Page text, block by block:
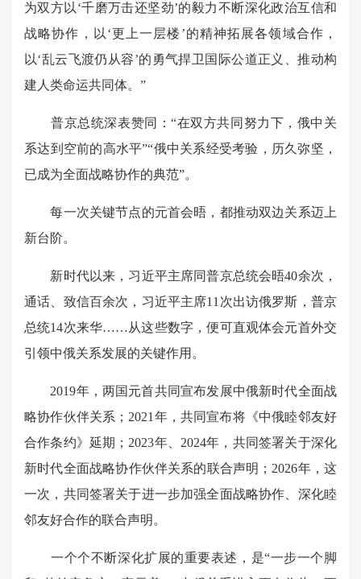
为双方以‘千磨万击还坚劲’的毅力不断深化政治互信和
战略协作，以‘更上一层楼’的精神拓展各领域合作，
以‘乱云飞渡仍从容’的勇气捍卫国际公道正义、推动构
建人类命运共同体。”
普京总统深表赞同：“在双方共同努力下，俄中关
系达到空前的高水平”“俄中关系经受考验，历久弥坚，
已成为全面战略协作的典范”。
每一次关键节点的元首会晤，都推动双边关系迈上
新台阶。
新时代以来，习近平主席同普京总统会晤40余次，
通话、致信百余次，习近平主席11次出访俄罗斯，普京
总统14次来华……从这些数字，便可直观体会元首外交
引领中俄关系发展的关键作用。
2019年，两国元首共同宣布发展中俄新时代全面战
略协作伙伴关系；2021年，共同宣布将《中俄睦邻友好
合作条约》延期；2023年、2024年，共同签署关于深化
新时代全面战略协作伙伴关系的联合声明；2026年，这
一次，共同签署关于进一步加强全面战略协作、深化睦
邻友好合作的联合声明。
一个个不断深化扩展的重要表述，是“一步一个脚